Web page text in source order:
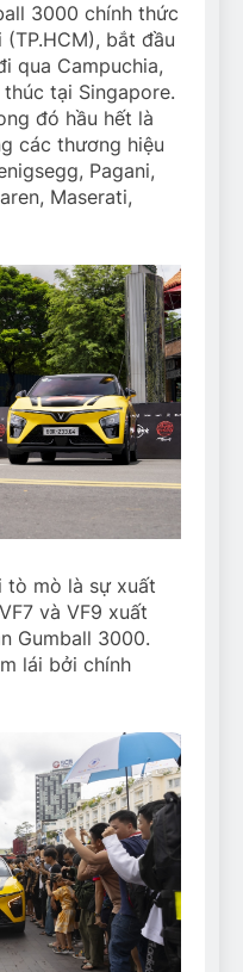
3000 chính thức
bắt đầu
qua Campuchia,
tại Singapore.
đó hầu hết là
các thương hiệu
Pagani,
Maserati,
tò mò là sự xuất
và VF9 xuất
Gumball 3000.
lái bởi chính